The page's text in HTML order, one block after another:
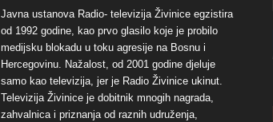
Javna ustanova Radio- televizija Živinice egzistira
od 1992 godine, kao prvo glasilo koje je probilo
medijsku blokadu u toku agresije na Bosnu i
Hercegovinu. Nažalost, od 2001 godine djeluje
samo kao televizija, jer je Radio Živinice ukinut.
Televizija Živinice je dobitnik mnogih nagrada,
zahvalnica i priznanja od raznih udruženja,